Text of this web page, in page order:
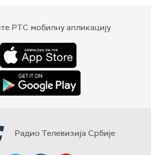
РТС мобилну апликацију
Радио Телевизија Србије